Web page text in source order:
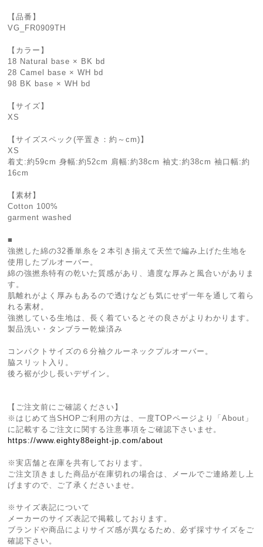
【品番】
VG_FR0909TH
【カラー】
18 Natural base × BK bd
28 Camel base × WH bd
98 BK base × WH bd
【サイズ】
XS
【サイズスペック(平置き：約～cm)】
XS
着丈:約59cm 身幅:約52cm 肩幅:約38cm 袖丈:約38cm 袖口幅:約
16cm
【素材】
Cotton 100%
garment washed
■
強撚した綿の32番単糸を２本引き揃えて天竺で編み上げた生地を
使用したプルオーバー。
綿の強撚糸特有の乾いた質感があり、適度な厚みと風合いがありま
す。
肌離れがよく厚みもあるので透けなども気にせず⼀年を通して着ら
れる素材。
強撚している⽣地は、⻑く着ているとその良さがよりわかります。
製品洗い・タンブラー乾燥済み
コンパクトサイズの６分袖クルーネックプルオーバー。
脇スリット入り。
後ろ裾が少し⻑いデザイン。
【ご注文前にご確認ください】
※はじめて当SHOPご利用の方は、一度TOPページより「About」
に記載するご注文に関する注意事項をご確認下さいませ。
https://www.eighty88eight-jp.com/about
※実店舗と在庫を共有しております。
ご注文頂きました商品が在庫切れの場合は、メールでご連絡差し上
げますので、ご了承くださいませ。
※サイズ表記について
メーカーのサイズ表記で掲載しております。
ブランドや商品によりサイズ感が異なるため、必ず採寸サイズをご
確認下さい。